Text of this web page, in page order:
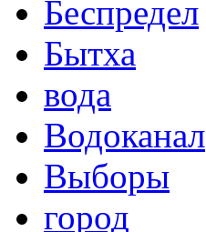
Беспредел
Бытха
вода
Водоканал
Выборы
город